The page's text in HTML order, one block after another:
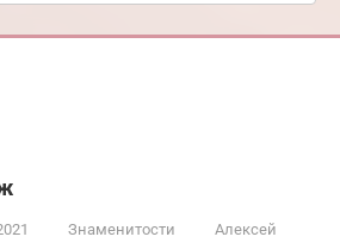
Знаменитости
Алексей